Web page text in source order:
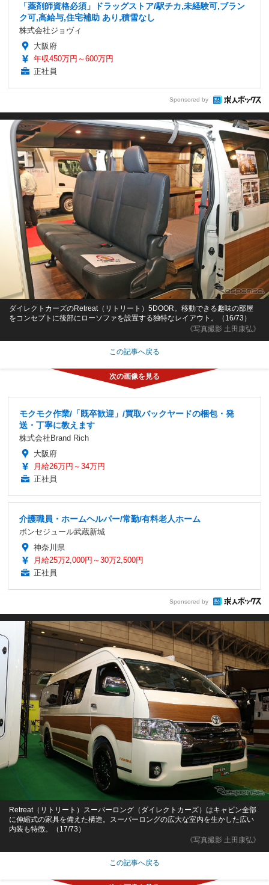
「薬剤師資格必須」ドラッグストア/駅チカ,未経験可,ブラン
ク可,高給与,住宅補助 あり,積雪なし
株式会社ジョヴィ
大阪府
年収450万円～600万円
正社員
Sponsored by
《写真撮影 土田康弘》
ダイレクトカーズのRetreat（リトリート）5DOOR。移動できる趣味の部屋
をコンセプトに後部にローソファを設置する独特なレイアウト。（16/73）
この記事へ戻る
モクモク作業/「既卒歓迎」/買取バックヤードの梱包・発
送・丁寧に教えます
株式会社Brand Rich
大阪府
月給26万円～34万円
正社員
介護職員・ホームヘルパー/常勤/有料老人ホーム
ボンセジュール武蔵新城
神奈川県
月給25万2,000円～30万2,500円
正社員
Sponsored by
《写真撮影 土田康弘》
Retreat（リトリート）スーパーロング（ダイレクトカーズ）はキャビン全部
に伸縮式の家具を備えた構造。スーパーロングの広大な室内を生かした広い
内装も特徴。（17/73）
この記事へ戻る